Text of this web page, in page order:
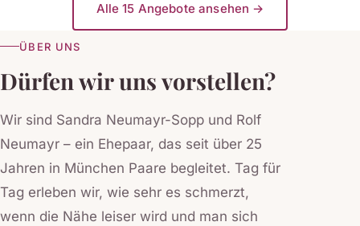
Alle 15 Angebote ansehen →
ÜBER UNS
Dürfen wir uns vorstellen?
Wir sind Sandra Neumayr-Sopp und Rolf
Neumayr – ein Ehepaar, das seit über 25
Jahren in München Paare begleitet. Tag für
Tag erleben wir, wie sehr es schmerzt,
wenn die Nähe leiser wird und man sich